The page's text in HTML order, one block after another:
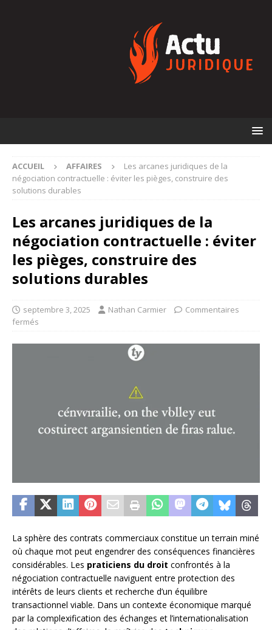
ACCUEIL AFFAIRES
Les arcanes juridiques de la
négociation contractuelle : éviter les pièges, construire des
solutions durables
Les arcanes juridiques de la
négociation contractuelle : éviter
les pièges, construire des
solutions durables
septembre 3, 2025 Nathan Carmier
Commentaires
fermés
La sphère des contrats commerciaux constitue un terrain miné
où chaque mot peut engendrer des conséquences financières
considérables. Les praticiens du droit confrontés à la
négociation contractuelle naviguent entre protection des
intérêts de leurs clients et recherche d’un équilibre
transactionnel viable. Dans un contexte économique marqué
par la complexification des échanges et l’internationalisation